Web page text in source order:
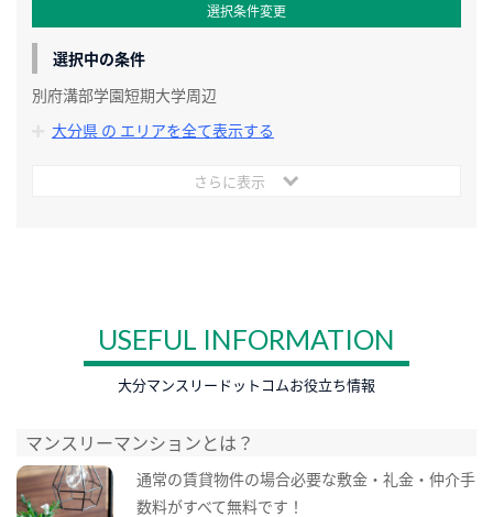
選択条件変更
選択中の条件
別府溝部学園短期大学周辺
大分県 の エリアを全て表示する
さらに表示
USEFUL INFORMATION
大分マンスリードットコムお役立ち情報
マンスリーマンションとは？
通常の賃貸物件の場合必要な敷金・礼金・仲介手
数料がすべて無料です！